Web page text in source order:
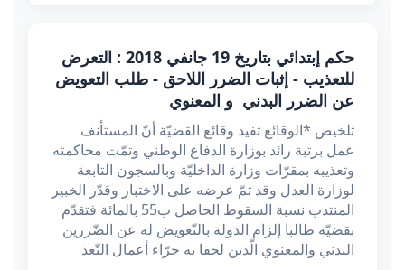
حكم إبتدائي بتاريخ 19 جانفي 2018 : التعرض
للتعذيب - إثبات الضرر اللاحق - طلب التعويض
عن الضرر البدني و المعنوي
تلخيص *الوقائع تفيد وقائع القضيّة أنّ المستأنف
عمل برتبة رائد بوزارة الدفاع الوطني وتمّت محاكمته
وتعذيبه بمقرّات وزارة الداخليّة وبالسجون التابعة
لوزارة العدل وقد تمّ عرضه على الاختبار وقدّر الخبير
المنتدب نسبة السقوط الحاصل ب55 بالمائة فتقدّم
بقضيّة طالبا إلزام الدولة بالتّعويض له عن الضّررين
البدني والمعنوي الّذين لحقا به جرّاء أعمال التّعذ